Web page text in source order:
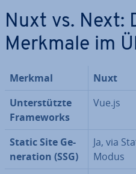
Nuxt vs. Next:
Merkmale im
Merkmal Nuxt
Un­ter­stütz­te
Frame­works
Vue.js
Static Site Ge­
ne­ra­ti­on (SSG)
Ja, via
Modus